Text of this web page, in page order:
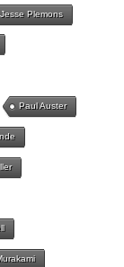
Jesse Plemons
Paul Auster